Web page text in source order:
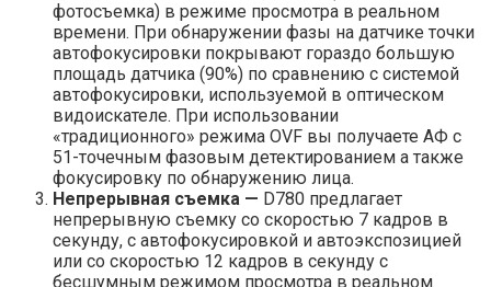
фотосъемка) в режиме просмотра в реальном
времени. При обнаружении фазы на датчике точки
автофокусировки покрывают гораздо большую
площадь датчика (90%) по сравнению с системой
автофокусировки, используемой в оптическом
видоискателе. При использовании
«традиционного» режима OVF вы получаете АФ с
51-точечным фазовым детектированием а также
фокусировку по обнаружению лица.
Непрерывная съемка — D780 предлагает
непрерывную съемку со скоростью 7 кадров в
секунду, с автофокусировкой и автоэкспозицией
или со скоростью 12 кадров в секунду с
бесшумным режимом просмотра в реальном